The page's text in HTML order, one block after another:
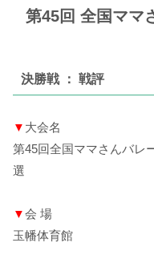
第45回 全国ママ
決勝戦 ： 戦評
▼ 大会名
第45回全国ママさんバ
選
▼会 場
玉幡体育館